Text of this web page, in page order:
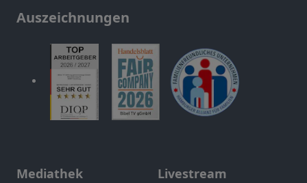
Auszeichnungen
Mediathek Livestream